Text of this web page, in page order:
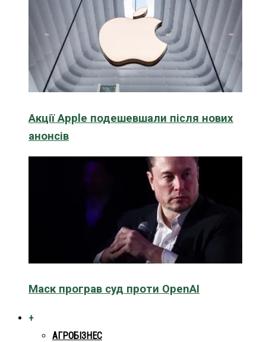
Акції Apple подешевшали після нових
анонсів
Маск програв суд проти OpenAI
+
АГРОБІЗНЕС